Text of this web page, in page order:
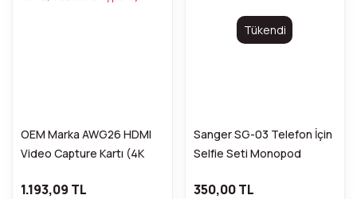
OEM Marka AWG26 HDMI
Video Capture Kartı (4K
1.193,09 TL
Tükendi
Sanger SG-03 Telefon İçin
Selfie Seti Monopod
350,00 TL